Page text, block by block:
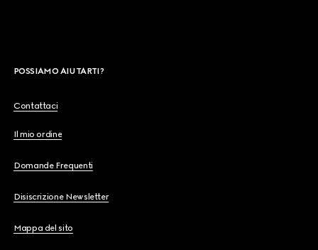
POSSIAMO AIUTARTI?
Contattaci
Il mio ordine
Domande Frequenti
Disiscrizione Newsletter
Mappa del sito